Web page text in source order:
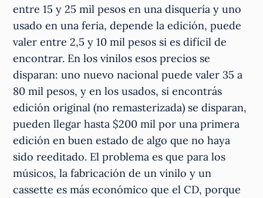
entre 15 y 25 mil pesos en una disquería y uno
usado en una feria, depende la edición, puede
valer entre 2,5 y 10 mil pesos si es difícil de
encontrar. En los vinilos esos precios se
disparan: uno nuevo nacional puede valer 35 a
80 mil pesos, y en los usados, si encontrás
edición original (no remasterizada) se disparan,
pueden llegar hasta $200 mil por una primera
edición en buen estado de algo que no haya
sido reeditado. El problema es que para los
músicos, la fabricación de un vinilo y un
cassette es más económico que el CD, porque